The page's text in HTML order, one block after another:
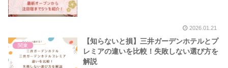
2026.01.21
関東
【知らないと損】三井ガーデンホテルとプ
レミアの違いを比較！失敗しない選び方を
解説